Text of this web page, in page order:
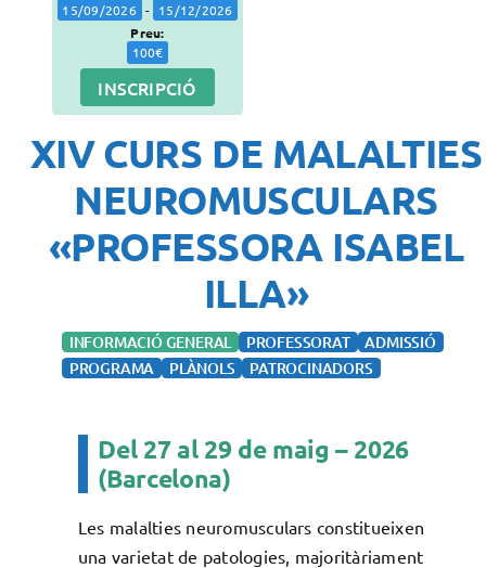
15/09/2026 - 15/12/2026
Preu:
100€
INSCRIPCIÓ
XIV CURS DE MALALTIES
NEUROMUSCULARS
«PROFESSORA ISABEL
ILLA»
INFORMACIÓ GENERAL PROFESSORAT
ADMISSIÓ
PROGRAMA
PLÀNOLS PATROCINADORS
Del 27 al 29 de maig – 2026
(Barcelona)
Les malalties neuromusculars constitueixen
una varietat de patologies, majoritàriament